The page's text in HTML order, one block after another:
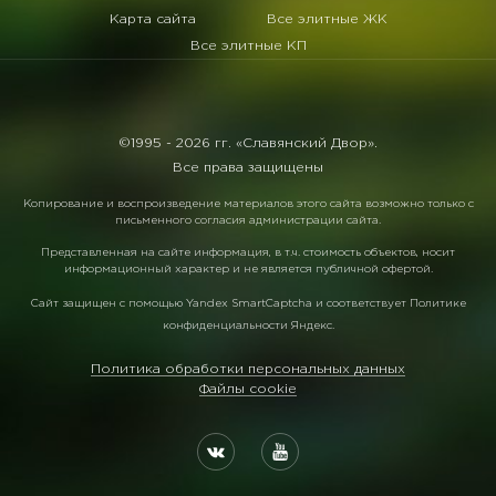
Карта сайта Все элитные ЖК
Все элитные КП
©1995 - 2026 гг. «Славянский Двор».
Все права защищены
Копирование и воспроизведение материалов этого сайта возможно только с
письменного согласия администрации сайта.
Представленная на сайте информация, в т.ч. стоимость объектов, носит
информационный характер и не является публичной офертой.
Сайт защищен с помощью Yandex SmartCaptcha и соответствует Политике
конфиденциальности Яндекс.
Политика обработки персональных данных
Файлы cookie